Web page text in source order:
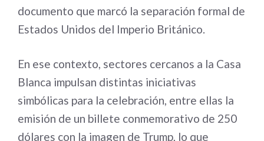
documento que marcó la separación formal de
Estados Unidos del Imperio Británico.
En ese contexto, sectores cercanos a la Casa
Blanca impulsan distintas iniciativas
simbólicas para la celebración, entre ellas la
emisión de un billete conmemorativo de 250
dólares con la imagen de Trump, lo que